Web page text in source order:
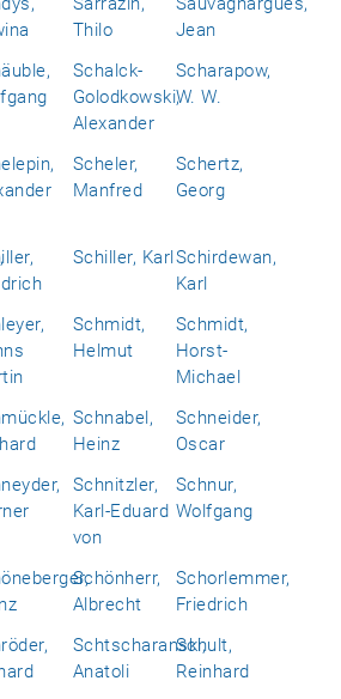
Thilo
Jean
Schalck-
Golodkowski,
Alexander
Scharapow,
W. W.
Scheler,
Manfred
Schertz,
Georg
Schiller, KarlSchirdewan,
Karl
Schmidt,
Helmut
Schmidt,
Horst-
Michael
Schnabel,
Heinz
Schneider,
Oscar
Schnitzler,
Karl-Eduard
von
Schnur,
Wolfgang
Schönherr,
Albrecht
Schorlemmer,
Friedrich
Schtscharanski,
Anatoli
Schult,
Reinhard